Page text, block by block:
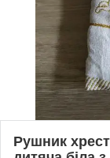
Рушник